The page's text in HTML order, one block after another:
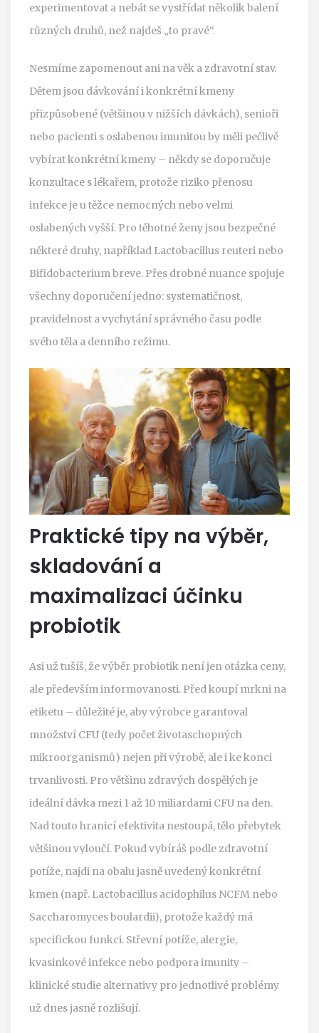
experimentovat a nebát se vystřídat několik balení
různých druhů, než najdeš „to pravé“.
Nesmíme zapomenout ani na věk a zdravotní stav.
Dětem jsou dávkování i konkrétní kmeny
přizpůsobené (většinou v nižších dávkách), senioři
nebo pacienti s oslabenou imunitou by měli pečlivě
vybírat konkrétní kmeny – někdy se doporučuje
konzultace s lékařem, protože riziko přenosu
infekce je u těžce nemocných nebo velmi
oslabených vyšší. Pro těhotné ženy jsou bezpečné
některé druhy, například Lactobacillus reuteri nebo
Bifidobacterium breve. Přes drobné nuance spojuje
všechny doporučení jedno: systematičnost,
pravidelnost a vychytání správného času podle
svého těla a denního režimu.
Praktické tipy na výběr,
skladování a
maximalizaci účinku
probiotik
Asi už tušíš, že výběr probiotik není jen otázka ceny,
ale především informovanosti. Před koupí mrkni na
etiketu – důležité je, aby výrobce garantoval
množství CFU (tedy počet životaschopných
mikroorganismů) nejen při výrobě, ale i ke konci
trvanlivosti. Pro většinu zdravých dospělých je
ideální dávka mezi 1 až 10 miliardami CFU na den.
Nad touto hranicí efektivita nestoupá, tělo přebytek
většinou vyloučí. Pokud vybíráš podle zdravotní
potíže, najdi na obalu jasně uvedený konkrétní
kmen (např. Lactobacillus acidophilus NCFM nebo
Saccharomyces boulardii), protože každý má
specifickou funkci. Střevní potíže, alergie,
kvasinkové infekce nebo podpora imunity –
klinické studie alternativy pro jednotlivé problémy
už dnes jasně rozlišují.